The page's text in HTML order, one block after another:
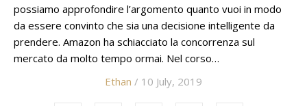
possiamo approfondire l’argomento quanto vuoi in modo
da essere convinto che sia una decisione intelligente da
prendere. Amazon ha schiacciato la concorrenza sul
mercato da molto tempo ormai. Nel corso…
Ethan / 10 July, 2019